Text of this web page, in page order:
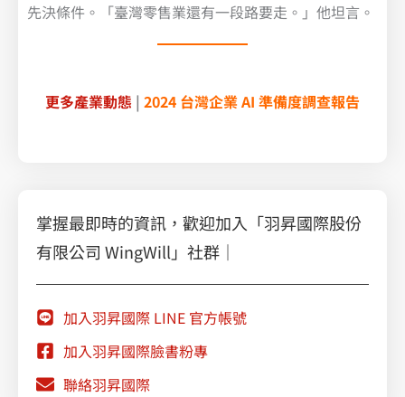
先決條件。「臺灣零售業還有一段路要走。」他坦言。
更多產業動態 | 2024 台灣企業 AI 準備度調查報告
掌握最即時的資訊，歡迎加入「羽昇國際股份
有限公司 WingWill」社群｜
加入羽昇國際 LINE 官方帳號
加入羽昇國際臉書粉專
聯絡羽昇國際